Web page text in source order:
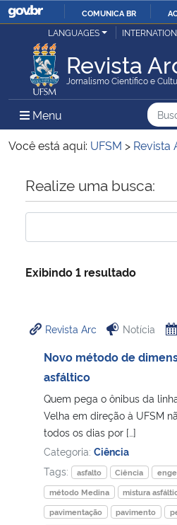
IR
O
COMUNICA BR
Ministério da Justiça e Segurança Pública
Ministério da Defesa
Ministério das Relações Exteriores
Ministério da Economia
Ministério da Infraestrutura
Ministério da Cidadania
Ministério de Minas e Energia
Ministério da Ciência, Tecnologia,
Ministério do Meio Ambiente
Ministério do Turismo
LANGUAGES
Revista
Jornalismo Científico e
Menu Menu Principal do
Você está aqui: UFSM > Revista
Início do conteúdo
Realize uma busca:
Exibindo 1 resultado
Revista Arc Notícia
Novo método de
asfáltico
Quem pega o ônibus da
Velha em direção à UFSM
todos os dias por […]
Categoria: Ciência
Tags:
asfalto Ciência
método Medina
mistura
pavimentação
pavimento